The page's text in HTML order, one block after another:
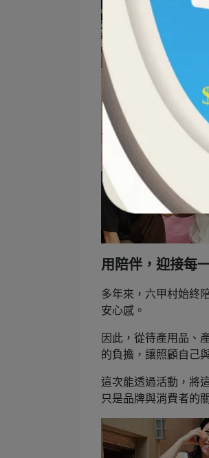
用陪伴，迎接每
多年來，六甲村始終
安心感。
因此，從待產用品、
的負擔，讓照顧自己
這次能透過活動，將
只是品牌與消費者的